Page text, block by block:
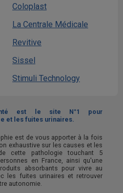
Coloplast
La Centrale Médicale
Revitive
Sissel
Stimuli Technology
est le site N°1 pour
et les fuites urinaires.
est de vous apporter à la fois
exhaustive sur les causes et les
cette pathologie touchant 5
en France, ainsi qu'une
absorbants pour vivre au
les fuites urinaires et retrouver
autonomie.